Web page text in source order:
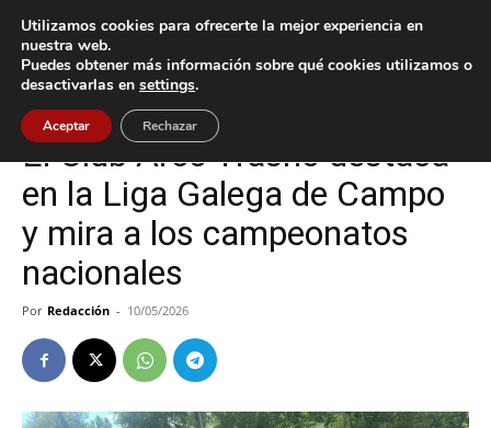
Inicio Deportes
Deportes Tomiño
El Club Arco Trasno destaca
en la Liga Galega de Campo
y mira a los campeonatos
nacionales
Por Redacción - 10/05/2026
Utilizamos cookies para ofrecerte la mejor experiencia en
nuestra web.
Puedes obtener más información sobre qué cookies utilizamos o
desactivarlas en settings.
Aceptar Rechazar